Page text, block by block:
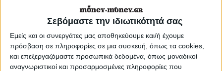
Σεβόμαστε την ιδιωτικότητά σας
Εμείς και οι συνεργάτες μας αποθηκεύουμε και/ή έχουμε
πρόσβαση σε πληροφορίες σε μια συσκευή, όπως τα cookies,
και επεξεργαζόμαστε προσωπικά δεδομένα, όπως μοναδικοί
αναγνωριστικοί και προσαρμοσμένες πληροφορίες που
Την έναρξη χαρτογράφησης των
συνθηκών ανταγωνισμού στην αλυσίδα
αξίας του κλάδου των
τροφίμων
ανακοίνωσε ηΕπιτροπή Ανταγωνισμού,
η οποία ενδεχομένως, όπως σημειώνει,
να οδηγήσει στον εντοπισμό